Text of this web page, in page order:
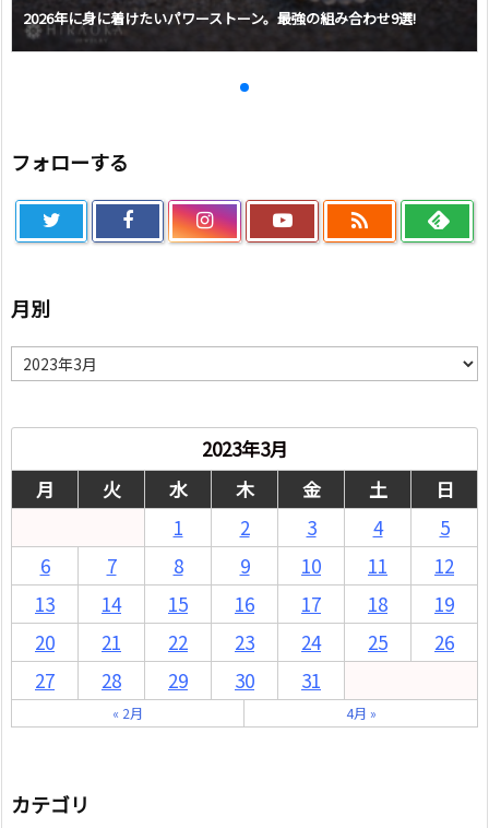
2026年に身に着けたいパワーストーン。最強の組み合わせ9選!
フォローする

月別
月
別
2023年3月
月
火 水 木 金 土
日
1
2 3 4
5
6
7 8 9 10 11
12
13
14 15 16 17 18
19
20
21 22 23 24 25
26
27
28 29 30 31
« 2月 4月 »
カテゴリ